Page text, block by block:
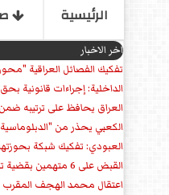
الرئیسیة
اخر الاخبار
تفكيك الفصائل العراقية
الداخلية: إجراءات قانونية بحق نحو 8 آلاف منتسب وموظف منذ
العراق يحافظ على ترتيبه ضمن
الكعبي يحذر من
العبودي: تفكيك شبكة
القبض على 6 متهمين بقضية تزوير قطع الأراضي في بلدية الناصرية
اعتقال محمد الهجف المقرب